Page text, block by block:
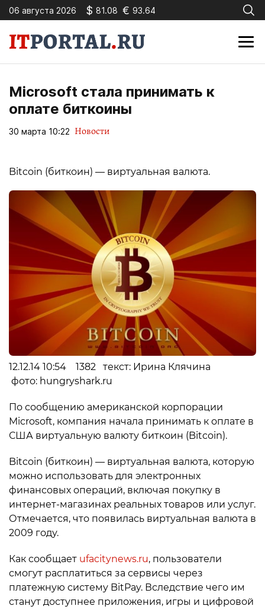
06 августа 2026 $ 81.08 € 93.64
Microsoft стала принимать к
оплате биткоины
30 марта 10:22 Новости
Bitcoin (биткоин) — виртуальная валюта.
12.12.14 10:54 1382 текст: Ирина Клячина
фото: hungryshark.ru
По сообщению американской корпорации
Microsoft, компания начала принимать к оплате в
США виртуальную валюту биткоин (Bitcoin).
Bitcoin (биткоин) — виртуальная валюта, которую
можно использовать для электронных
финансовых операций, включая покупку в
интернет-магазинах реальных товаров или услуг.
Отмечается, что появилась виртуальная валюта в
2009 году.
Как сообщает ufacitynews.ru, пользователи
смогут расплатиться за сервисы через
платежную систему BitPay. Вследствие чего им
станут доступнее приложения, игры и цифровой